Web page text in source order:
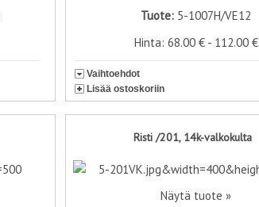
Tuote: 5-1007H/VE12
Hinta: 68.00 € - 112.00 €
Vaihtoehdot
Lisää ostoskoriin
Risti /201, 14k-valkokulta
Näytä tuote »